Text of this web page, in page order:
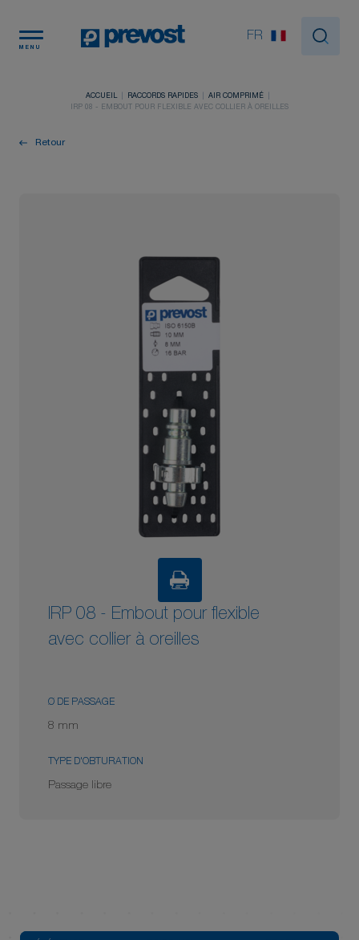
MENU
FR
ACCUEIL RACCORDS RAPIDES
AIR COMPRIMÉ
IRP 08 - EMBOUT POUR FLEXIBLE AVEC COLLIER À OREILLES
Retour
IRP 08 - Embout pour flexible
avec collier à oreilles
Ø DE PASSAGE
8 mm
TYPE D'OBTURATION
Passage libre